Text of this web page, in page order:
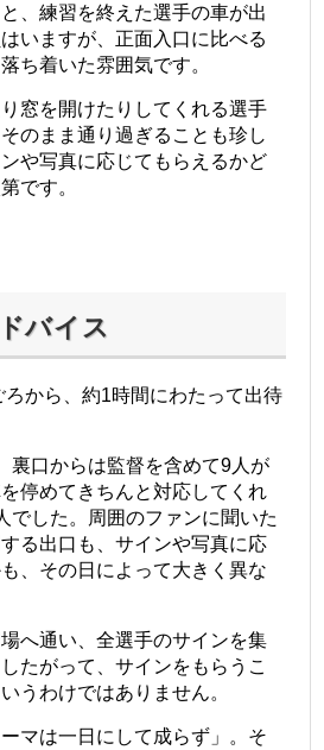
、練習を終えた選手の車が出
いますが、正面入口に比べる
ち着いた雰囲気です。
窓を開けたりしてくれる選手
のまま通り過ぎることも珍し
や写真に応じてもらえるかど
です。
バイス
から、約1時間にわたって出待
裏口からは監督を含めて9人が
停めてきちんと対応してくれ
でした。周囲のファンに聞いた
る出口も、サインや写真に応
、その日によって大きく異な
へ通い、全選手のサインを集
たがって、サインをもらうこ
うわけではありません。
マは一日にして成らず」。そ